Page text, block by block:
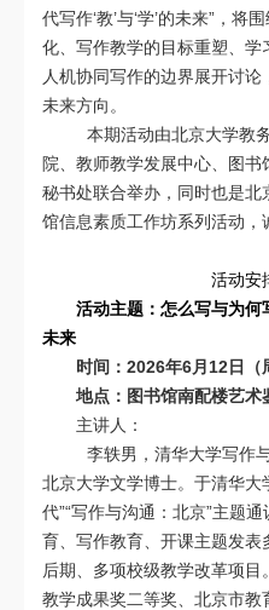
代写作‘教’与‘学’的未来”，将
化、写作教学的目标重塑、学
人机协同写作的边界展开讨
未来方向。
本期活动由北京大学教
院、教师教学发展中心、图
秘书处联合举办，同时也是
馆信息素质工作坊系列活动，
活动安
活动主题：怎么写与为
未来
时间：2026年6月12日
地点：图书馆南配楼艺术
主讲人：
李轶男，清华大学写作
北京大学文学博士。于清华大
代”“写作与沟通：北京”主题
育、写作教育、开课主题发
后期、多项校级教学改革项
教学成果奖二等奖、北京市教